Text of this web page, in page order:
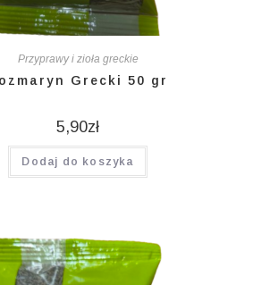
Przyprawy i zioła greckie
Grecki 50 gr
5,90zł
Dodaj do koszyka